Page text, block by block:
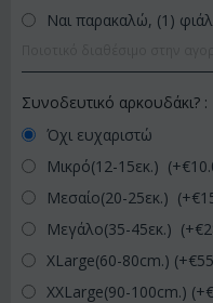
Ναι παρακαλώ, (1)
Συνοδευτικό αρκουδάκι? :
Όχι ευχαριστώ
Μικρό(12-15εκ.) (+€
Μεσαίο(20-25εκ.) (+€
Μεγάλο(35-45εκ.) (+€
XLarge(60-80cm.) (+€
XXLarge(90-100cm.) (+€